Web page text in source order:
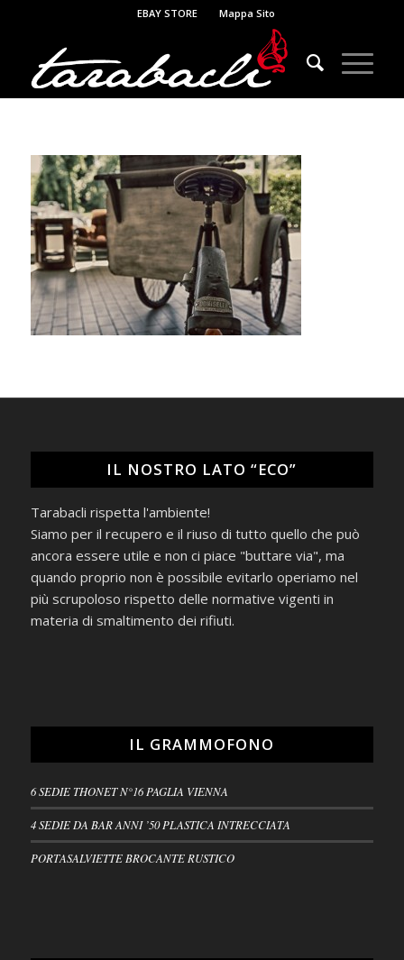
EBAY STORE Mappa Sito
IL NOSTRO LATO “ECO”
Tarabacli rispetta l'ambiente!
Siamo per il recupero e il riuso di tutto quello che può
ancora essere utile e non ci piace "buttare via", ma
quando proprio non è possibile evitarlo operiamo nel
più scrupoloso rispetto delle normative vigenti in
materia di smaltimento dei rifiuti.
IL GRAMMOFONO
6 SEDIE THONET N°16 PAGLIA VIENNA
4 SEDIE DA BAR ANNI ’50 PLASTICA INTRECCIATA
PORTASALVIETTE BROCANTE RUSTICO